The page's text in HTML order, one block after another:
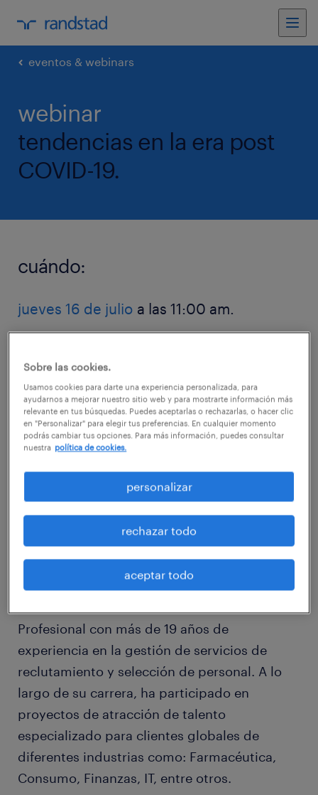
eventos & webinars
webinar
tendencias en la era post
COVID-19.
cuándo:
jueves 16 de julio a las 11:00 am.
ponentes:
adela quezada
Directora RPO, Randstad México
Profesional con más de 19 años de
experiencia en la gestión de servicios de
reclutamiento y selección de personal. A lo
largo de su carrera, ha participado en
proyectos de atracción de talento
especializado para clientes globales de
diferentes industrias como: Farmacéutica,
Consumo, Finanzas, IT, entre otros.
Sobre las cookies.
Usamos cookies para darte una experiencia personalizada, para
ayudarnos a mejorar nuestro sitio web y para mostrarte información más
relevante en tus búsquedas. Puedes aceptarlas o rechazarlas, o hacer clic
en "Personalizar" para elegir tus preferencias. En cualquier momento
podrás cambiar tus opciones. Para más información, puedes consultar
nuestra política de cookies.
personalizar
rechazar todo
aceptar todo